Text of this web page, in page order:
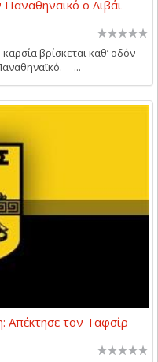
Παναθηναϊκό ο Λιβάι
βρίσκεται καθ’ οδόν
...
Απέκτησε τον Ταφσίρ